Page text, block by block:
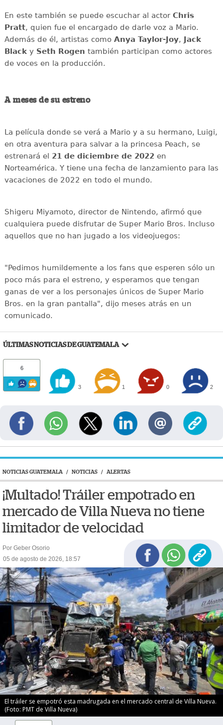
En este también se puede escuchar al actor Chris
Pratt, quien fue el encargado de darle voz a Mario.
Además de él, artistas como Anya Taylor-Joy, Jack
Blacky Seth Rogen también participan como actores
de voces en la producción.
A meses de su estreno
La película donde se verá a Mario y a su hermano, Luigi,
en otra aventura para salvar a la princesa Peach, se
estrenará el 21 de diciembre de 2022en
Norteamérica. Y tiene una fecha de lanzamiento para las
vacaciones de 2022 en todo el mundo.
Shigeru Miyamoto, director de Nintendo, afirmó que
cualquiera puede disfrutar de Super Mario Bros. Incluso
aquellos que no han jugado a los videojuegos:
"Pedimos humildemente a los fans que esperen sólo un
poco más para el estreno, y esperamos que tengan
ganas de ver a los personajes únicos de Super Mario
Bros. en la gran pantalla", dijo meses atrás en un
comunicado.
ÚLTIMAS NOTICIAS DE GUATEMALA
6
3 1 0 2
NOTICIAS GUATEMALA / NOTICIAS / ALERTAS
¡Multado! Tráiler empotrado en
mercado de Villa Nueva no tiene
limitador de velocidad
Por Geber Osorio
05 de agosto de 2026, 18:57
El tráiler se empotró esta madrugada en el mercado central de Villa Nueva.
(Foto: PMT de Villa Nueva)